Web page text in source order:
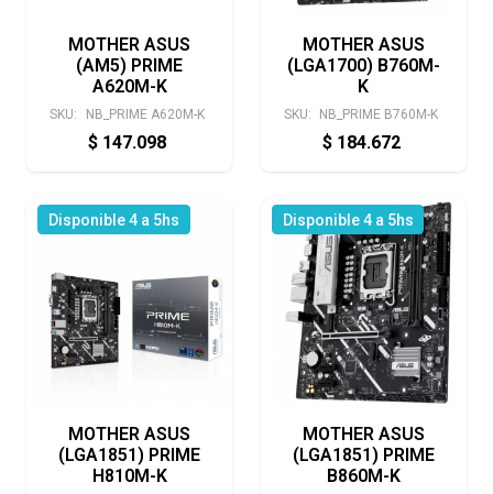
MOTHER ASUS
(AM5) PRIME
A620M-K
SKU: NB_PRIME A620M-K
$ 147.098
MOTHER ASUS
(LGA1700) B760M-
K
SKU: NB_PRIME B760M-K
$ 184.672
Disponible 4 a 5hs
MOTHER ASUS
(LGA1851) PRIME
H810M-K
Disponible 4 a 5hs
MOTHER ASUS
(LGA1851) PRIME
B860M-K